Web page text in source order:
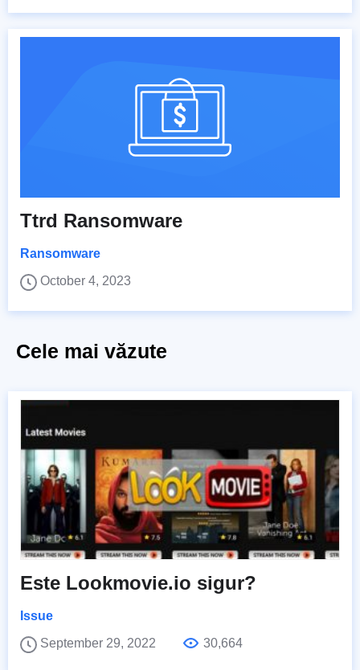
Ttrd Ransomware
Ransomware
October 4, 2023
Cele mai văzute
Este Lookmovie.io sigur?
Issue
September 29, 2022
30,664